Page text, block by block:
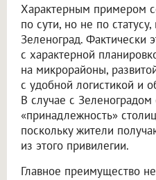
Характерным примером
по сути, но не по
Зеленоград. Фактически
с характерной
на микрорайоны,
с удобной логистикой и
В случае с
«принадлежность»
поскольку жители
из этого привилегии.
Главное преимущество